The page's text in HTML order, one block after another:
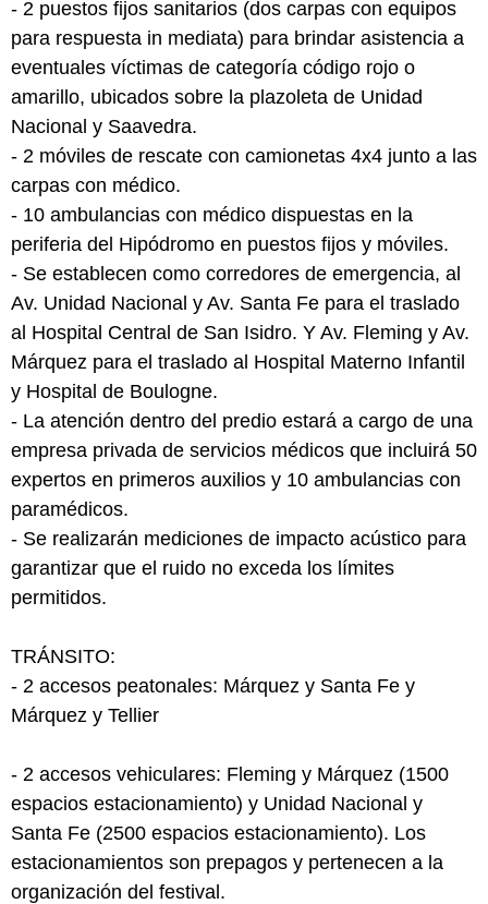
- 2 puestos fijos sanitarios (dos carpas con equipos
para respuesta in mediata) para brindar asistencia a
eventuales víctimas de categoría código rojo o
amarillo, ubicados sobre la plazoleta de Unidad
Nacional y Saavedra.
- 2 móviles de rescate con camionetas 4x4 junto a las
carpas con médico.
- 10 ambulancias con médico dispuestas en la
periferia del Hipódromo en puestos fijos y móviles.
- Se establecen como corredores de emergencia, al
Av. Unidad Nacional y Av. Santa Fe para el traslado
al Hospital Central de San Isidro. Y Av. Fleming y Av.
Márquez para el traslado al Hospital Materno Infantil
y Hospital de Boulogne.
- La atención dentro del predio estará a cargo de una
empresa privada de servicios médicos que incluirá 50
expertos en primeros auxilios y 10 ambulancias con
paramédicos.
- Se realizarán mediciones de impacto acústico para
garantizar que el ruido no exceda los límites
permitidos.
TRÁNSITO:
- 2 accesos peatonales: Márquez y Santa Fe y
Márquez y Tellier
- 2 accesos vehiculares: Fleming y Márquez (1500
espacios estacionamiento) y Unidad Nacional y
Santa Fe (2500 espacios estacionamiento). Los
estacionamientos son prepagos y pertenecen a la
organización del festival.